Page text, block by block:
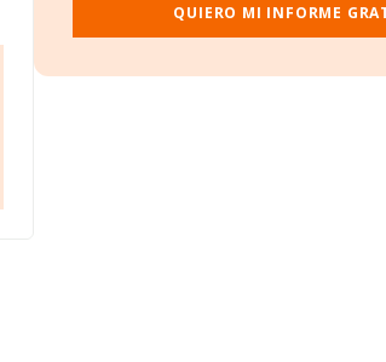
QUIERO MI INFORME